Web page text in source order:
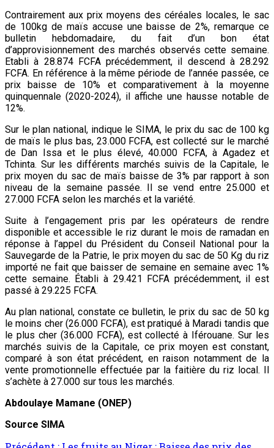
Contrairement aux prix moyens des céréales locales, le sac
de 100kg de maïs accuse une baisse de 2%, remarque ce
bulletin hebdomadaire, du fait d’un bon état
d’approvisionnement des marchés observés cette semaine.
Etabli à 28.874 FCFA précédemment, il descend à 28.292
FCFA. En référence à la même période de l’année passée, ce
prix baisse de 10% et comparativement à la moyenne
quinquennale (2020-2024), il affiche une hausse notable de
12%.
Sur le plan national, indique le SIMA, le prix du sac de 100 kg
de maïs le plus bas, 23.000 FCFA, est collecté sur le marché
de Dan Issa et le plus élevé, 40.000 FCFA, à Agadez et
Tchinta. Sur les différents marchés suivis de la Capitale, le
prix moyen du sac de maïs baisse de 3% par rapport à son
niveau de la semaine passée. Il se vend entre 25.000 et
27.000 FCFA selon les marchés et la variété.
Suite à l’engagement pris par les opérateurs de rendre
disponible et accessible le riz durant le mois de ramadan en
réponse à l’appel du Président du Conseil National pour la
Sauvegarde de la Patrie, le prix moyen du sac de 50 Kg du riz
importé ne fait que baisser de semaine en semaine avec 1%
cette semaine. Établi à 29.421 FCFA précédemment, il est
passé à 29.225 FCFA.
Au plan national, constate ce bulletin, le prix du sac de 50 kg
le moins cher (26.000 FCFA), est pratiqué à Maradi tandis que
le plus cher (36.000 FCFA), est collecté à Iférouane. Sur les
marchés suivis de la Capitale, ce prix moyen est constant,
comparé à son état précédent, en raison notamment de la
vente promotionnelle effectuée par la faitière du riz local. Il
s’achète à 27.000 sur tous les marchés.
Abdoulaye Mamane (ONEP)
Source SIMA